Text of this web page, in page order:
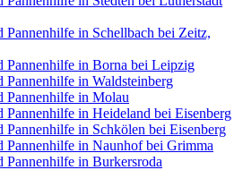
Pannenhilfe in Schellbach bei Zeitz,
Pannenhilfe in Borna bei Leipzig
Pannenhilfe in Waldsteinberg
Pannenhilfe in Molau
Pannenhilfe in Heideland bei Eisenberg
Pannenhilfe in Schkölen bei Eisenberg
Pannenhilfe in Naunhof bei Grimma
Pannenhilfe in Burkersroda